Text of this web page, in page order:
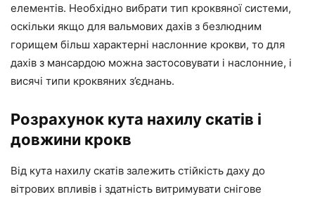
елементів. Необхідно вибрати тип кроквяної системи,
оскільки якщо для вальмових дахів з безлюдним
горищем більш характерні наслонние крокви, то для
дахів з мансардою можна застосовувати і наслонние, і
висячі типи кроквяних з’єднань.
Розрахунок кута нахилу скатів і
довжини крокв
Від кута нахилу скатів залежить стійкість даху до
вітрових впливів і здатність витримувати снігове